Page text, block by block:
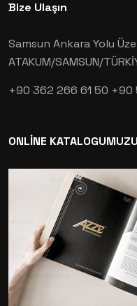
Bize Ulaşın
Samsun Ankara Yolu
ATAKUM/SAMSUN/
+90 362 266 61 50 +90
ONLİNE